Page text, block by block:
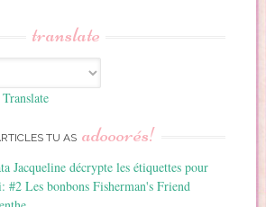
translate
Translate
TU AS adooorés!
Jacqueline décrypte les étiquettes pour
#2 Les bonbons Fisherman's Friend